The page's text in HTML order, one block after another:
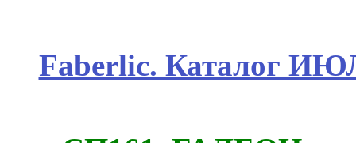
Faberlic. Каталог